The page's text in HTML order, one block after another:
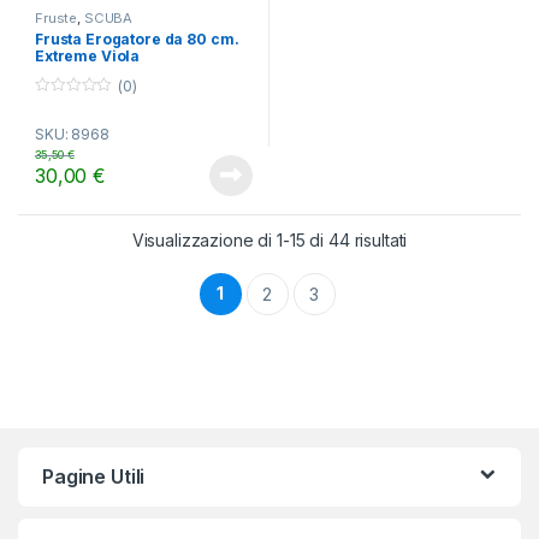
Fruste SCUBA
Frusta Erogatore da 80 cm.
Extreme Viola
u
t
f
(0)
SKU: 8968
30,00€
35,50€
Visualizzazione di 1-15 di 44 risultati
1 2 3
Pagine Utili